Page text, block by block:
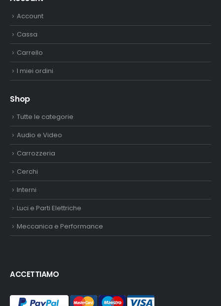
Account
Cassa
Carrello
I miei ordini
Shop
Tutte le categorie
Audio e Video
Carrozzeria
Cerchi
Interni
Luci e Parti Elettriche
Meccanica e Performance
ACCETTIAMO